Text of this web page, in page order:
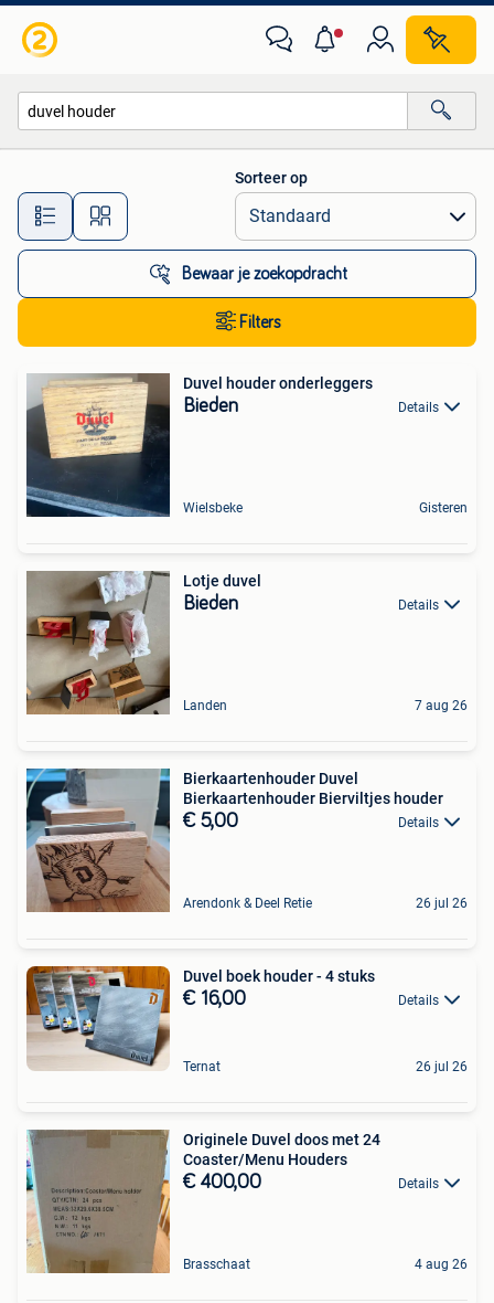
Alle afstanden…
Sorteer op
Bewaar je zoekopdracht
Filters
Duvel houder onderleggers
Bieden Details
Wielsbeke Gisteren
Lotje duvel
Bieden Details
Landen 7 aug 26
Bierkaartenhouder Duvel
Bierkaartenhouder Bierviltjes houder
€ 5,00 Details
Arendonk & Deel Retie 26 jul 26
Duvel boek houder - 4 stuks
€ 16,00 Details
Ternat 26 jul 26
Originele Duvel doos met 24
Coaster/Menu Houders
€ 400,00 Details
Brasschaat 4 aug 26